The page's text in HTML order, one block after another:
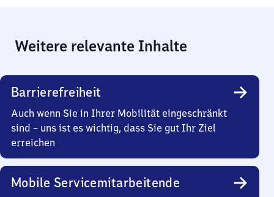
Weitere relevante Inhalte
Barrierefreiheit
Auch wenn Sie in Ihrer Mobilität eingeschränkt
sind – uns ist es wichtig, dass Sie gut Ihr Ziel
erreichen
Mobile Servicemitarbeitende